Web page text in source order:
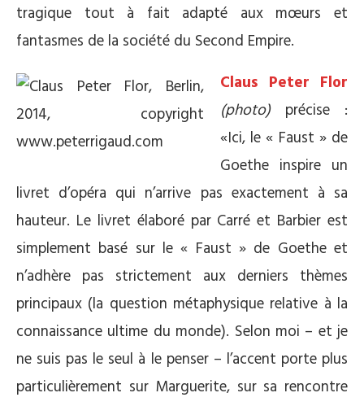
tragique tout à fait adapté aux mœurs et
fantasmes de la société du Second Empire.
Claus Peter Flor
(photo)précise :
«Ici, le « Faust » de
Goethe inspire un
livret d’opéra qui n’arrive pas exactement à sa
hauteur. Le livret élaboré par Carré et Barbier est
simplement basé sur le « Faust » de Goethe et
n’adhère pas strictement aux derniers thèmes
principaux (la question métaphysique relative à la
connaissance ultime du monde). Selon moi – et je
ne suis pas le seul à le penser – l’accent porte plus
particulièrement sur Marguerite, sur sa rencontre